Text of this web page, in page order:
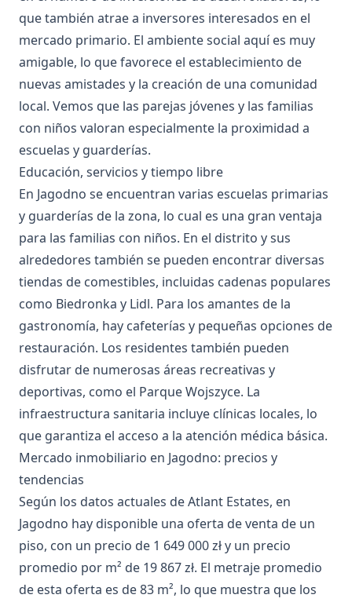
que también atrae a inversores interesados en el
mercado primario. El ambiente social aquí es muy
amigable, lo que favorece el establecimiento de
nuevas amistades y la creación de una comunidad
local. Vemos que las parejas jóvenes y las familias
con niños valoran especialmente la proximidad a
escuelas y guarderías.
Educación, servicios y tiempo libre
En Jagodno se encuentran varias escuelas primarias
y guarderías de la zona, lo cual es una gran ventaja
para las familias con niños. En el distrito y sus
alrededores también se pueden encontrar diversas
tiendas de comestibles, incluidas cadenas populares
como Biedronka y Lidl. Para los amantes de la
gastronomía, hay cafeterías y pequeñas opciones de
restauración. Los residentes también pueden
disfrutar de numerosas áreas recreativas y
deportivas, como el Parque Wojszyce. La
infraestructura sanitaria incluye clínicas locales, lo
que garantiza el acceso a la atención médica básica.
Mercado inmobiliario en Jagodno: precios y
tendencias
Según los datos actuales de Atlant Estates, en
Jagodno hay disponible una oferta de venta de un
piso, con un precio de 1 649 000 zł y un precio
promedio por m² de 19 867 zł. El metraje promedio
de esta oferta es de 83 m², lo que muestra que los